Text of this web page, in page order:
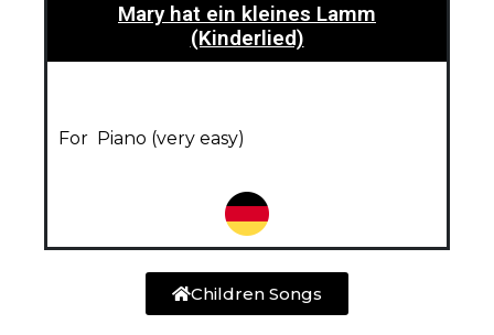
Mary hat ein kleines Lamm
(Kinderlied)
For Piano (very easy)
Children Songs